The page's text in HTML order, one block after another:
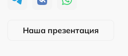
Наша презентация